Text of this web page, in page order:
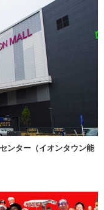
ンター（イオンタウン能